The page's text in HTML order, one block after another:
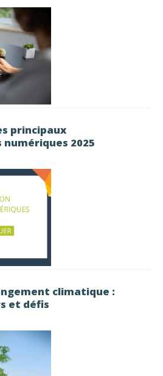
principaux
2025
climatique :
et défis